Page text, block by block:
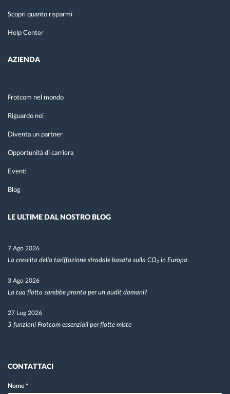
Scopri quanto risparmi
Help Center
AZIENDA
Frotcom nel mondo
Riguardo noi
Diventa un partner
Opportunità di carriera
Eventi
Blog
LE ULTIME DAL NOSTRO BLOG
7 Ago 2026
La crescita della tariffazione stradale basata sulla CO₂ in Europa
3 Ago 2026
La tua flotta sarebbe pronta per un audit domani?
27 Lug 2026
5 funzioni Frotcom essenziali per flotte miste
CONTATTACI
Nome *